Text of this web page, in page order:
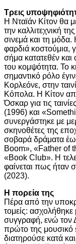
Τρεις
Η Νταϊάν Κίτον θα
την καλλιτεχνική
σινεμά και τη
φαρδιά κοστούμια,
σήμα κατατεθέν και
του κομψότητα. Το
σημαντικό ρόλο
Κορλεόνε, στην
Κόπολα. Η Κίτον
Όσκαρ για τις
(1996) και
συνεργάστηκε με
σκηνοθέτες της
σοβαρά δράματα
Boom», «Father of
«Book Club». Η
φαίνεται πως ήταν
(2023).
Η πορεία της
Πέρα από την
τομείς:
συγγραφή, ενώ τον
πρώτο της
διατηρούσε κατά